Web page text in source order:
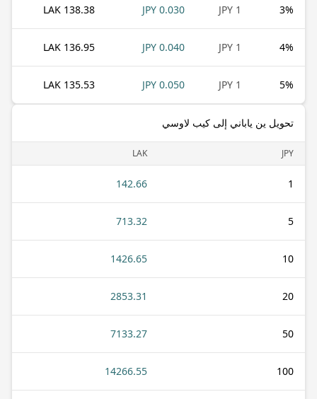
3%
1 JPY
0.030 JPY
138.38 LAK
4%
1 JPY
0.040 JPY
136.95 LAK
5%
1 JPY
0.050 JPY
135.53 LAK
تحويل ين ياباني إلى كيب لاوسي
JPY
LAK
1
142.66
5
713.32
10
1426.65
20
2853.31
50
7133.27
100
14266.55